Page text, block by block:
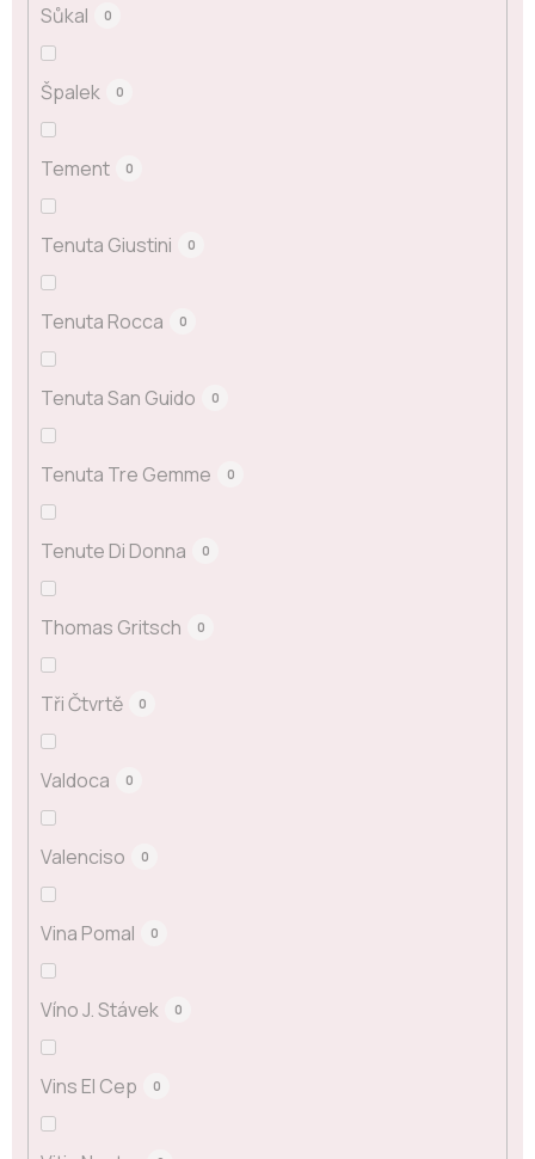
Sůkal 0
Špalek 0
Tement 0
Tenuta Giustini 0
Tenuta Rocca 0
Tenuta San Guido 0
Tenuta Tre Gemme 0
Tenute Di Donna 0
Thomas Gritsch 0
Tři Čtvrtě 0
Valdoca 0
Valenciso 0
Vina Pomal 0
Víno J. Stávek 0
Vins El Cep 0